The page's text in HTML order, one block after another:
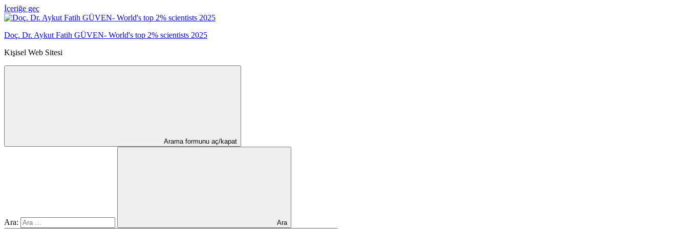
İçeriğe geç
Doç. Dr. Aykut Fatih GÜVEN- World's top 2% scientists 2025
Kişisel Web Sitesi
Arama formunu aç/kapat
Ara: Ara